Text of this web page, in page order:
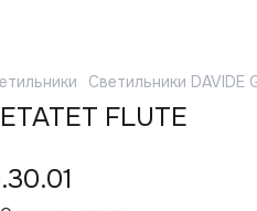
Светильники DAVIDE
FLUTE